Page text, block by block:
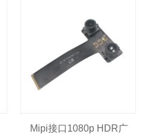
Mipi接口1080p HDR广